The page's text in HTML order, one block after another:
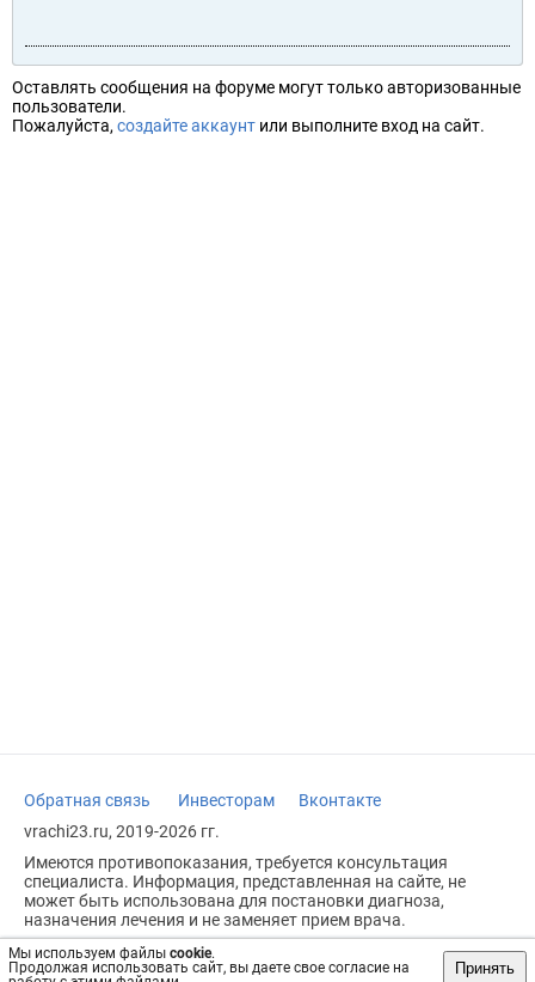
Мы используем файлы cookie.
Продолжая использовать сайт, вы даете свое согласие на
Принять
Оставлять сообщения на форуме могут только авторизованные
пользователи.
Пожалуйста, создайте аккаунт или выполните вход на сайт.
Обратная связь Инвесторам
Вконтакте
vrachi23.ru, 2019-2026 гг.
Имеются противопоказания, требуется консультация
специалиста. Информация, представленная на сайте, не
может быть использована для постановки диагноза,
назначения лечения и не заменяет прием врача.
Возрастное ограничение: 18+